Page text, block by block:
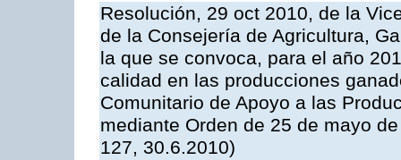
Resolución, 29 oct 2010, de la
de la Consejería de Agricultura,
la que se convoca, para el año
calidad en las producciones
Comunitario de Apoyo a las
mediante Orden de 25 de mayo
127, 30.6.2010)